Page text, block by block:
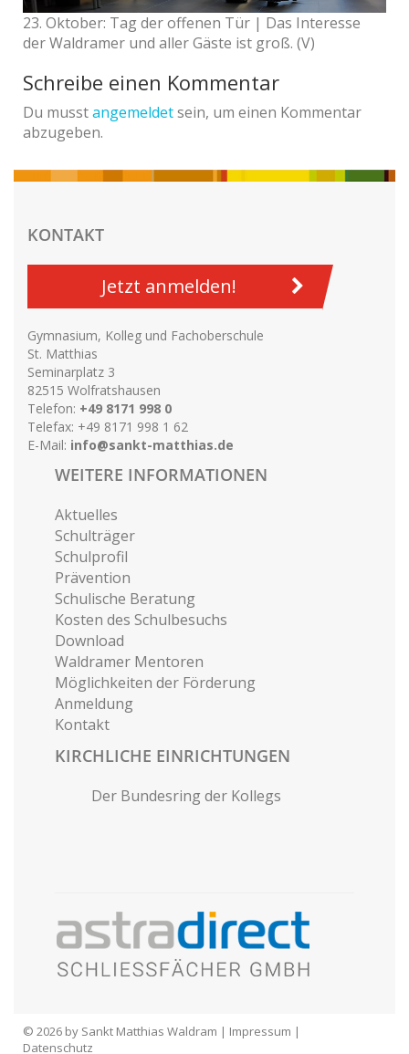
23. Oktober: Tag der offenen Tür | Das Interesse
der Waldramer und aller Gäste ist groß. (V)
Schreibe einen Kommentar
Du musstangemeldetsein, um einen Kommentar
abzugeben.
KONTAKT
Jetzt anmelden!
Gymnasium, Kolleg und Fachoberschule
St. Matthias
Seminarplatz 3
82515 Wolfratshausen
Telefon: +49 8171 998 0
Telefax: +49 8171 998 1 62
E-Mail: info@sankt-matthias.de
WEITERE INFORMATIONEN
Aktuelles
Schulträger
Schulprofil
Prävention
Schulische Beratung
Kosten des Schulbesuchs
Download
Waldramer Mentoren
Möglichkeiten der Förderung
Anmeldung
Kontakt
KIRCHLICHE EINRICHTUNGEN
Der Bundesring der Kollegs
© 2026 by Sankt Matthias Waldram | Impressum |
Datenschutz